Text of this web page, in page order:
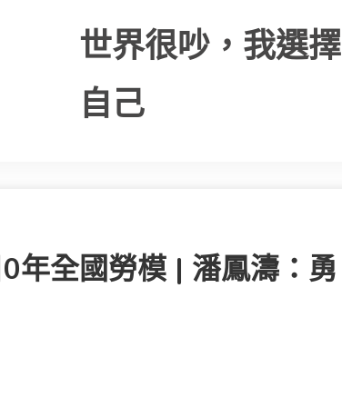
世界很吵，我選
自己
年全國勞模 | 潘鳳濤：勇